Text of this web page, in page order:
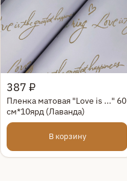
Быстрый просмотр
387 ₽
Пленка матовая "Love is ..." 60
см*10ярд (Лаванда)
В корзину